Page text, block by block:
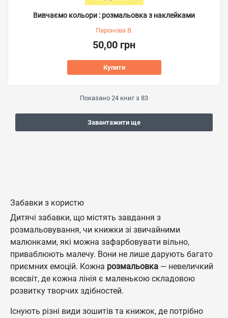
Вивчаємо кольори : розмальовка з наклейками
Паронова В.
50,00 грн
Купити
Показано 24 книг з 83
Завантажити ще
Забавки з користю
Дитячі забавки, що містять завдання з
розмальовування, чи книжки зі звичайними
малюнками, які можна зафарбовувати вільно,
приваблюють малечу. Вони не лише дарують багато
приємних емоцій. Кожна розмальовка — невеличкий
всесвіт, де кожна лінія є маленькою складовою
розвитку творчих здібностей.
Існують різні види зошитів та книжок, де потрібно